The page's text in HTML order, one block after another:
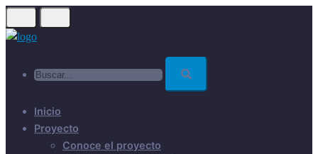
Skip
to
Inicio
Proyecto
Conoce el proyecto